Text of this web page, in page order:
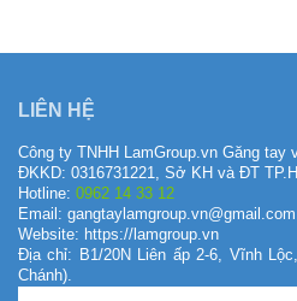
LIÊN HỆ
Công ty TNHH LamGroup.vn Găng tay
ĐKKD: 0316731221, Sở KH và ĐT
Hotline: 0962 14 33 12
Email: gangtaylamgroup.vn@gmail.com
Website: https://lamgroup.vn
Địa chỉ: B1/20N Liên ấp 2-6, Vĩnh
Chánh).